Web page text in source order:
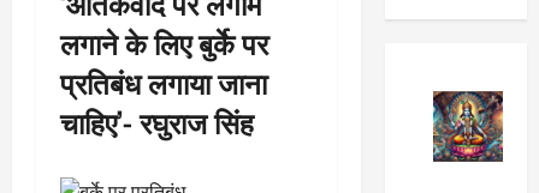
लगाने के लिए बुर्के पर
प्रतिबंध लगाया जाना
चाहिए’- रघुराज सिंह